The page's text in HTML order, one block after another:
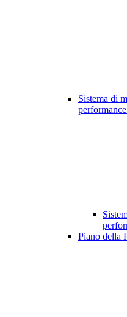
Sistema di
performance
Piano della